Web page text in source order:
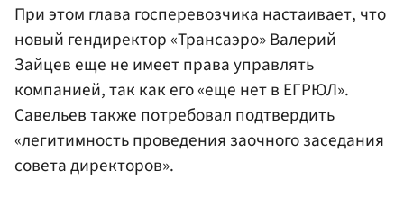
При этом глава госперевозчика настаивает, что
новый гендиректор «Трансаэро» Валерий
Зайцев еще не имеет права управлять
компанией, так как его «еще нет в ЕГРЮЛ».
Савельев также потребовал подтвердить
«легитимность проведения заочного заседания
совета директоров».